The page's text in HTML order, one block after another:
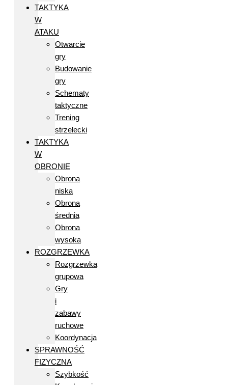
TAKTYKA
W
ATAKU
Otwarcie
gry
Budowanie
gry
Schematy
taktyczne
Trening
strzelecki
TAKTYKA
W
OBRONIE
Obrona
niska
Obrona
średnia
Obrona
wysoka
ROZGRZEWKA
Rozgrzewka
grupowa
Gry
i
zabawy
ruchowe
Koordynacja
SPRAWNOŚĆ
FIZYCZNA
Szybkość